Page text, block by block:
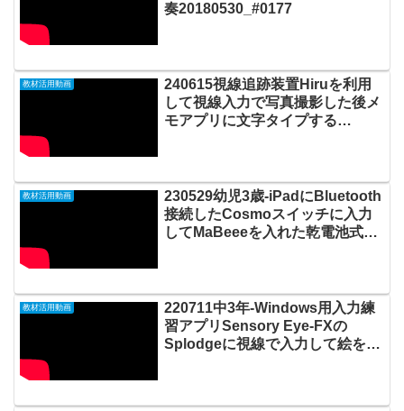
奏20180530_#0177
教材活用動画
240615視線追跡装置Hiruを利用
して視線入力で写真撮影した後メ
モアプリに文字タイプする
教材活用動画
230529幼児3歳-iPadにBluetooth
接続したCosmoスイッチに入力
してMaBeeeを入れた乾電池式オ
教材活用動画
220711中3年-Windows用入力練
習アプリSensory Eye-FXの
Splodgeに視線で入力して絵を描